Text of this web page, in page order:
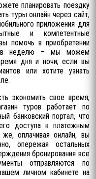
планировать поездку
туры онлайн через сайт,
приложения для
и компетентные
помочь в приобретении
в неделю – мы можем
дня и ночи, если вы
или хотите узнать
экономить свое время,
туров работает по
банковский портал, что
доступа к платежным
оплачивая онлайн, вы
опережая остальных
бронирования все
отправляются по
личном кабинете на